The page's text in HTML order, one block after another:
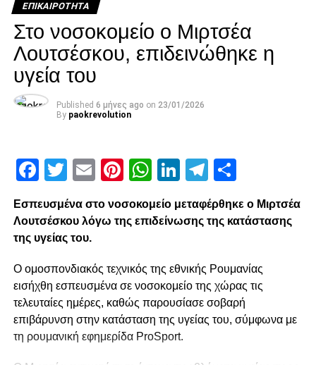
paokrevolution
ΕΠΙΚΑΙΡΌΤΗΤΑ
Στο νοσοκομείο ο Μιρτσέα
Λουτσέσκου, επιδεινώθηκε η
υγεία του
Published 6 μήνες ago on 23/01/2026
By paokrevolution
Facebook
Twitter
EmailPinterest
WhatsApp
LinkedIn
Telegram
Εσπευσμένα στο νοσοκομείο μεταφέρθηκε ο Μιρτσέα
Λουτσέσκου λόγω της επιδείνωσης της κατάστασης
της υγείας του.
Ο ομοσπονδιακός τεχνικός της εθνικής Ρουμανίας
εισήχθη εσπευσμένα σε νοσοκομείο της χώρας τις
τελευταίες ημέρες, καθώς παρουσίασε σοβαρή
επιβάρυνση στην κατάσταση της υγείας του, σύμφωνα με
τη ρουμανική εφημερίδα ProSport.